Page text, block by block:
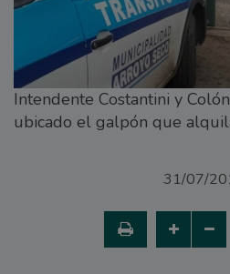
Intendente Costantini y
ubicado el galpón que
31/07/